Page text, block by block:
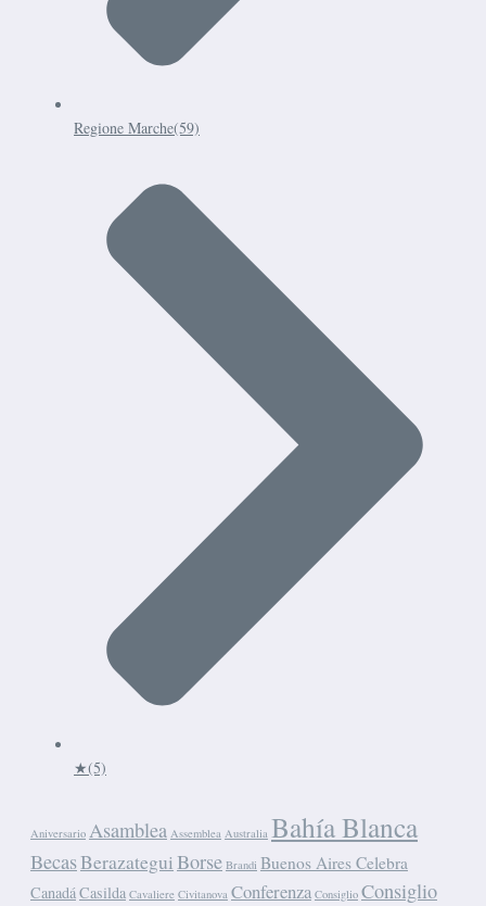
Regione Marche(59)
★(5)
Aniversario Asamblea Assemblea Australia Bahía Blanca
BecasBerazateguiBorse Brandi Buenos Aires Celebra
CanadáCasilda Cavaliere Civitanova Conferenza Consiglio Consiglio